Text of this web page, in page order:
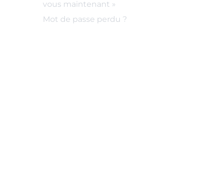
vous maintenant »
Mot de passe perdu ?